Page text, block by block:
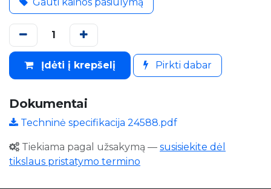
Įdėti į krepšelį Pirkti dabar
Dokumentai
Techninė specifikacija 24588.pdf
Tiekiama pagal užsakymą — susisiekite dėl
tikslaus pristatymo termino